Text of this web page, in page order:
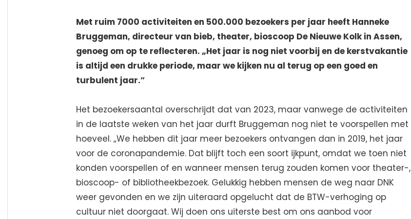
Met ruim 7000 activiteiten en 500.000 bezoekers per jaar heeft Hanneke
Bruggeman, directeur van bieb, theater, bioscoop De Nieuwe Kolk in Assen,
genoeg om op te reflecteren. „Het jaar is nog niet voorbij en de kerstvakantie
is altijd een drukke periode, maar we kijken nu al terug op een goed en
turbulent jaar.”
Het bezoekersaantal overschrijdt dat van 2023, maar vanwege de activiteiten
in de laatste weken van het jaar durft Bruggeman nog niet te voorspellen met
hoeveel. „We hebben dit jaar meer bezoekers ontvangen dan in 2019, het jaar
voor de coronapandemie. Dat blijft toch een soort ijkpunt, omdat we toen niet
konden voorspellen of en wanneer mensen terug zouden komen voor theater-,
bioscoop- of bibliotheekbezoek. Gelukkig hebben mensen de weg naar DNK
weer gevonden en we zijn uiteraard opgelucht dat de BTW-verhoging op
cultuur niet doorgaat. Wij doen ons uiterste best om ons aanbod voor